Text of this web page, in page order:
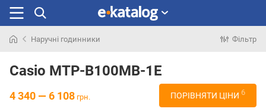
раніше
Наручні годинники Фільтр
Casio MTP-B100MB-1E
4 340 — 6 108 грн. ПОРІВНЯТИ ЦІНИ 6